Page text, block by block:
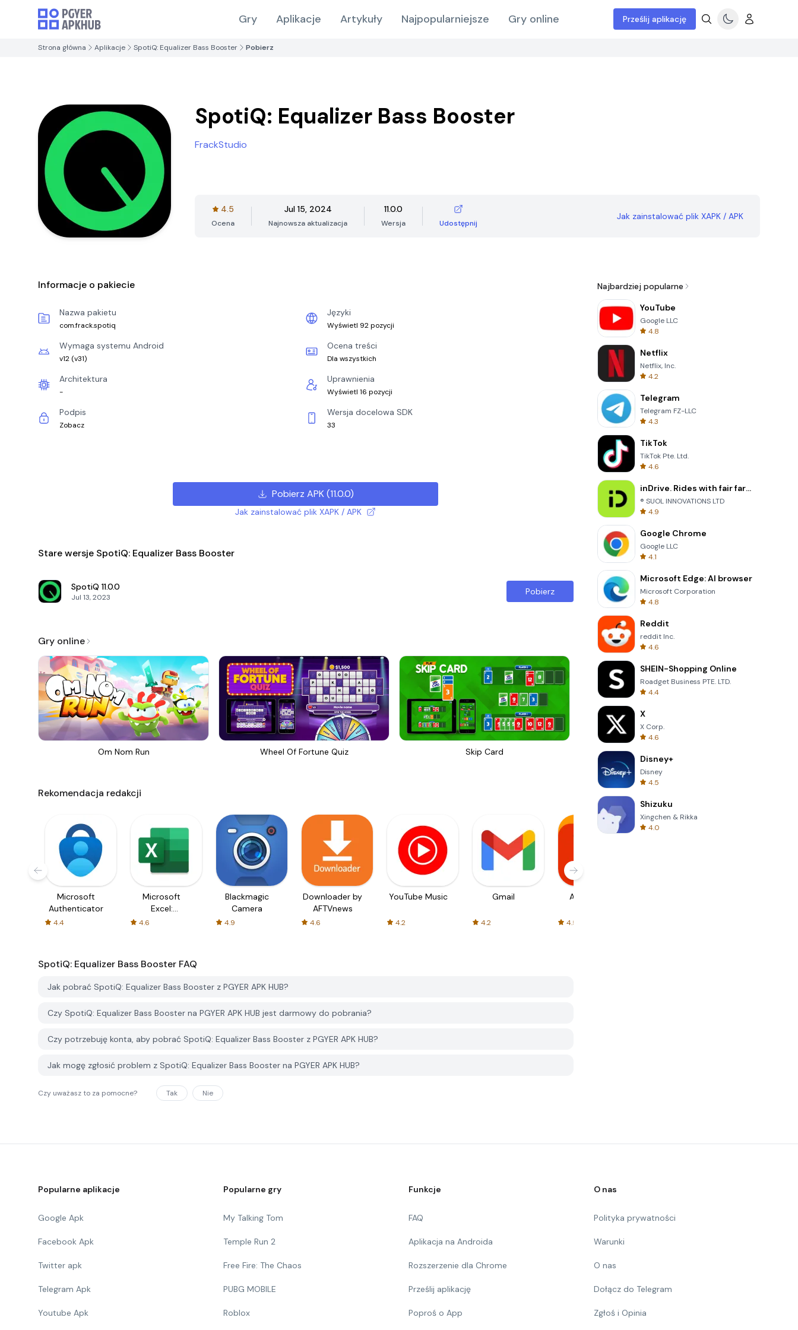
Gry Aplikacje Artykuły Najpopularniejsze Gry online Prześlij aplikację
Strona główna Aplikacje SpotiQ: Equalizer Bass Booster Pobierz
SpotiQ: Equalizer Bass Booster
FrackStudio
4.5
Ocena
Jul 15, 2024
Najnowsza aktualizacja
11.0.0
Wersja Udostępnij
Jak zainstalować plik XAPK / APK
Informacje o pakiecie
Nazwa pakietu
com.frack.spotiq
Języki
Wyświetl 92 pozycji
Wymaga systemu Android
v12 (v31)
Ocena treści
Dla wszystkich
Architektura
-
Uprawnienia
Wyświetl 16 pozycji
Podpis
Zobacz
Wersja docelowa SDK
33
Pobierz APK(11.0.0)
Jak zainstalować plik XAPK / APK
Stare wersje SpotiQ: Equalizer Bass Booster
SpotiQ 11.0.0
Jul 13, 2023
Pobierz
Gry online
Om Nom Run Wheel Of Fortune Quiz Skip Card
Rekomendacja redakcji
Microsoft
Authenticator
4.4
Microsoft
Excel:
Spreadsheets
4.6
Blackmagic
Camera
4.9
Downloader by
AFTVnews
4.6
YouTube Music
4.2
Gmail
4.2
AliExpress
4.5
SpotiQ: Equalizer Bass Booster FAQ
Jak pobrać SpotiQ: Equalizer Bass Booster z PGYER APK HUB?
Czy SpotiQ: Equalizer Bass Booster na PGYER APK HUB jest darmowy do pobrania?
Czy potrzebuję konta, aby pobrać SpotiQ: Equalizer Bass Booster z PGYER APK HUB?
Jak mogę zgłosić problem z SpotiQ: Equalizer Bass Booster na PGYER APK HUB?
Czy uważasz to za pomocne? Tak Nie
Najbardziej popularne
YouTube
Google LLC
4.8
Netflix
Netflix, Inc.
4.2
Telegram
Telegram FZ-LLC
4.3
TikTok
TikTok Pte. Ltd.
4.6
inDrive. Rides with fair fares
® SUOL INNOVATIONS LTD
4.9
Google Chrome
Google LLC
4.1
Microsoft Edge: AI browser
Microsoft Corporation
4.8
Reddit
reddit Inc.
4.6
SHEIN-Shopping Online
Roadget Business PTE. LTD.
4.4
X
X Corp.
4.6
Disney+
Disney
4.5
Shizuku
Xingchen & Rikka
4.0
Popularne aplikacje
Google Apk
Facebook Apk
Twitter apk
Telegram Apk
Youtube Apk
Popularne gry
My Talking Tom
Temple Run 2
Free Fire: The Chaos
PUBG MOBILE
Roblox
Funkcje
FAQ
Aplikacja na Androida
Rozszerzenie dla Chrome
Prześlij aplikację
Poproś o App
O nas
Polityka prywatności
Warunki
O nas
Dołącz do Telegram
Zgłoś i Opinia